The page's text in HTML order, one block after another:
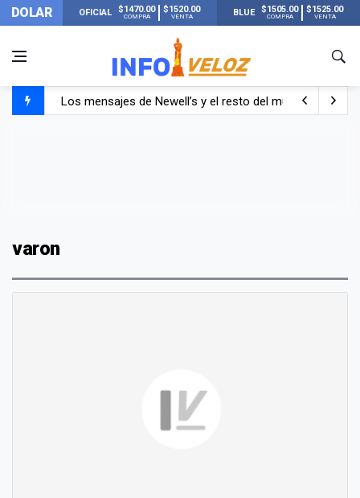
DOLAR OFICIAL $1470.00
COMPRA
$1520.00
VENTA BLUE $1505.00
COMPRA
$1525.00
VENTA
Los mensajes de Newell’s y el resto del mundo del
varon